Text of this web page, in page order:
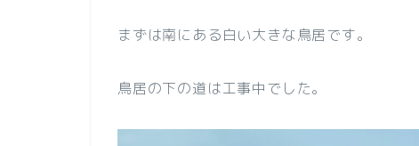
まずは南にある白い大きな鳥居です。
鳥居の下の道は工事中でした。